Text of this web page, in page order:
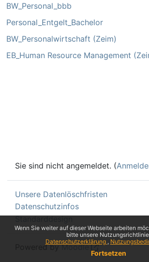
Wenn Sie weiter auf dieser Webseite arbeiten
bitte unsere
Datenschutzerklärung
Fortsetzen
BW_Personal_bbb
Personal_Entgelt_Bachelor
BW_Personalwirtschaft (Zeim)
EB_Human Resource Management
Sie sind nicht angemeldet. (
Unsere Datenlöschfristen
Datenschutzinfos
Standarddesign
Powered byMoodle